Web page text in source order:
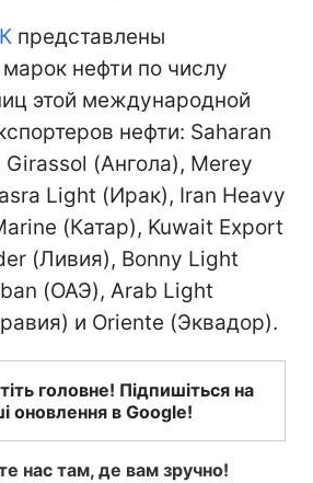
представлены
нефти по числу
этой международной
нефти: Saharan
(Ангола), Merey
Light (Ирак), Iran Heavy
(Катар), Kuwait Export
(Ливия), Bonny Light
(ОАЭ), Arab Light
и Oriente (Эквадор).
головне! Підпишіться на
оновлення в Google!
нас там, де вам зручно!